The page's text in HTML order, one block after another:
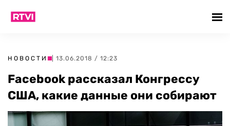
НОВОСТИ | 13.06.2018 / 12:23
Facebook рассказал Конгрессу
США, какие данные они собирают